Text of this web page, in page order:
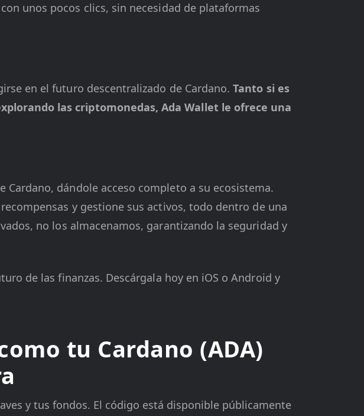
unos pocos clics, sin necesidad de plataformas
en el futuro descentralizado de Cardano.Tanto si es
las criptomonedas, Ada Wallet le ofrece una
dándole acceso completo a su ecosistema.
y gestione sus activos, todo dentro de una
no los almacenamos, garantizando la seguridad y
de las finanzas. Descárgala hoy en iOS o Android y
tu Cardano (ADA)
y tus fondos. El código está disponible públicamente